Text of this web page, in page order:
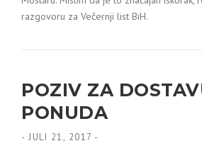
razgovoru za Večernji list BiH.
POZIV ZA
PONUDA
- JULI 21, 2017 -